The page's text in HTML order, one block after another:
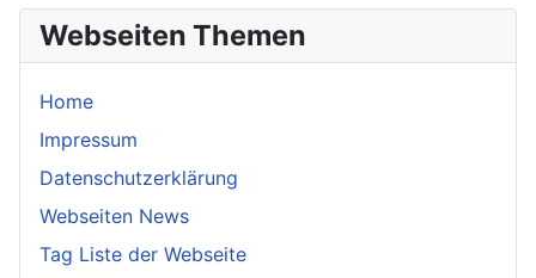
Webseiten Themen
Home
Impressum
Datenschutzerklärung
Webseiten News
Tag Liste der Webseite